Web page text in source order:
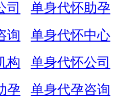
司
单身代怀助孕
询
单身代怀中心
构
单身代怀公司
孕
单身代孕咨询